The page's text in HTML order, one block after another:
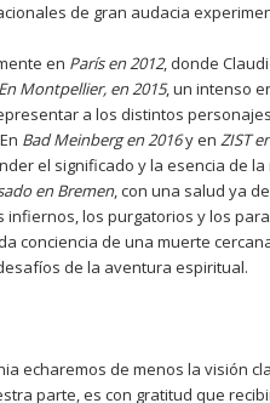
de gran audacia
en París en 2012, donde
En Montpellier, en 2015, un intenso
a los distintos
Bad Meinberg en 2016y en ZIST
el significado y la esencia de
en Bremen, con una salud ya
infiernos, los purgatorios y los
conciencia de una muerte
de la aventura espiritual.
echaremos de menos la visión
parte, es con gratitud que